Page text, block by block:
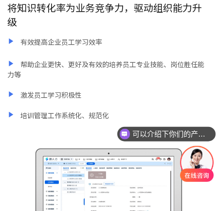
将知识转化率为业务竞争力，驱动组织能力升
级
有效提高企业员工学习效率
帮助企业更快、更好及有效的培养员工专业技能、岗位胜任能
力等
激发员工学习积极性
培训管理工作系统化、规范化
可以介绍下你们的产品么